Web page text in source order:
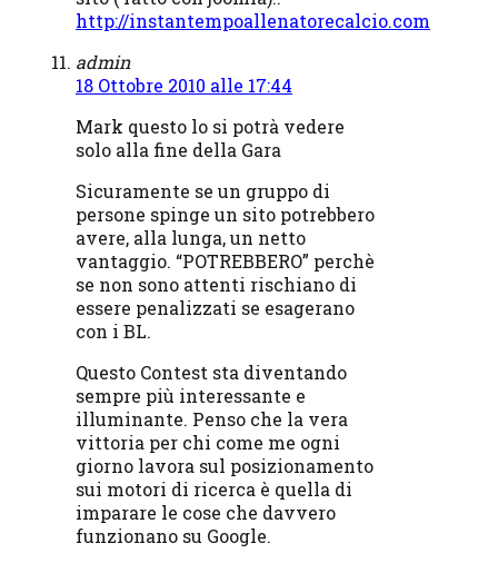
http://instantempoallenatorecalcio.com
admin
18 Ottobre 2010 alle 17:44
Mark questo lo si potrà vedere
solo alla fine della Gara
Sicuramente se un gruppo di
persone spinge un sito potrebbero
avere, alla lunga, un netto
vantaggio. “POTREBBERO” perchè
se non sono attenti rischiano di
essere penalizzati se esagerano
con i BL.
Questo Contest sta diventando
sempre più interessante e
illuminante. Penso che la vera
vittoria per chi come me ogni
giorno lavora sul posizionamento
sui motori di ricerca è quella di
imparare le cose che davvero
funzionano su Google.